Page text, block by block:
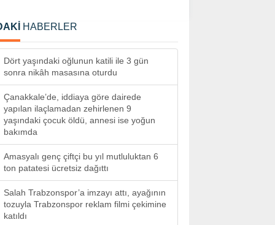
HABERLER
Dört yaşındaki oğlunun katili ile 3 gün
sonra nikâh masasına oturdu
Çanakkale’de, iddiaya göre dairede
yapılan ilaçlamadan zehirlenen 9
yaşındaki çocuk öldü, annesi ise yoğun
bakımda
Amasyalı genç çiftçi bu yıl mutluluktan 6
ton patatesi ücretsiz dağıttı
Salah Trabzonspor’a imzayı attı, ayağının
tozuyla Trabzonspor reklam filmi çekimine
katıldı